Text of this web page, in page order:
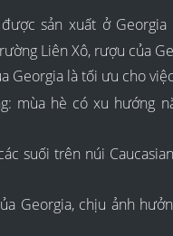
sản xuất ở
Liên Xô, rượu của
Georgia là tối ưu cho
mùa hè có xu hướng
suối trên núi
Georgia, chịu ảnh